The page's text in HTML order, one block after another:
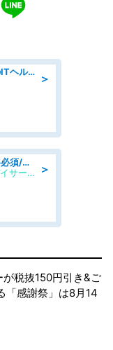
＞
ヘルプデスク/外資系保険業界でのITヘルプデスク業務/駅近/即日勤務可/ヘルプデスク
＞
「残業ほぼなし」生活相談員/資格必須/正職員/日勤のみ/デイサービス
有限会社TCSやすらぎグループ/デイサービスやすらぎ
が税抜150円引き&ご
「感謝祭」は8月14